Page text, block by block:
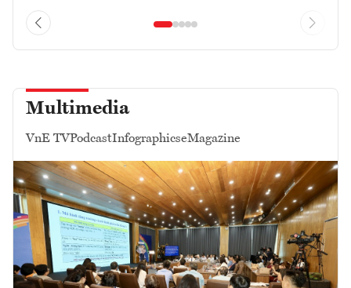
Multimedia
VnE TVPodcastInfographicseMagazine